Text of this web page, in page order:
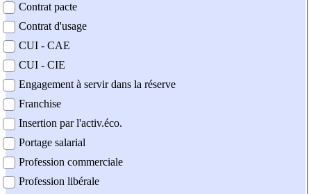
Contrat pacte
Contrat d'usage
CUI - CAE
CUI - CIE
Engagement à servir dans la réserve
Franchise
Insertion par l'activ.éco.
Portage salarial
Profession commerciale
Profession libérale